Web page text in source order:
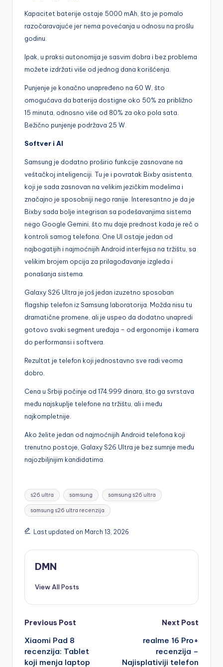
Kapacitet baterije ostaje 5000 mAh, što je pomalo
razočaravajuće jer nema povećanja u odnosu na prošlu
godinu.
Ipak, u praksi autonomija je sasvim dobra i bez problema
možete izdržati više od jednog dana korišćenja.
Punjenje je konačno unapređeno na 60 W, što
omogućava da baterija dostigne oko 50% za približno
15 minuta, odnosno više od 80% za oko pola sata.
Bežično punjenje podržava 25 W.
Softver i AI
Samsung je dodatno proširio funkcije zasnovane na
veštačkoj inteligenciji. Tu je i povratak Bixby asistenta,
koji je sada zasnovan na velikim jezičkim modelima i
značajno je sposobniji nego ranije. Interesantno je da je
Bixby sada bolje integrisan sa podešavanjima sistema
nego Google Gemini, što mu daje prednost kada je reč o
kontroli samog telefona. One UI ostaje jedan od
najbogatijih i najmoćnijih Android interfejsa na tržištu, sa
velikim brojem opcija za prilagođavanje izgleda i
ponašanja sistema.
Galaxy S26 Ultra je još jedan izuzetno sposoban
flagship telefon iz Samsung laboratorija. Možda nisu tu
dramatične promene, ali je uspeo da dodatno unapredi
gotovo svaki segment uređaja – od ergonomije i kamera
do performansi i softvera.
Rezultat je telefon koji jednostavno sve radi veoma
dobro.
Cena u Srbiji počinje od 174.999 dinara, što ga svrstava
među najskuplje telefone na tržištu, ali i među
najkompletnije.
Ako želite jedan od najmoćnijih Android telefona koji
trenutno postoje, Galaxy S26 Ultra je bez sumnje među
najozbiljnijim kandidatima.
Tags:
s26 ultra samsung samsung s26 ultra
samsung s26 ultra recenzija
Last updated on March 13, 2026
DMN
View All Posts
Post
navigation
Previous Post
Xiaomi Pad 8
recenzija: Tablet
koji menja laptop
Next Post
realme 16 Pro+
recenzija –
Najisplativiji telefon